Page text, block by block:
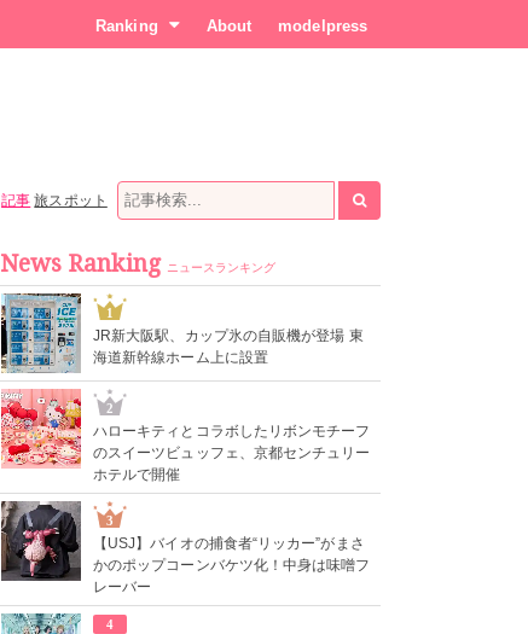
Ranking About modelpress
記事 旅スポット
News Ranking ニュースランキング
1
JR新大阪駅、カップ氷の自販機が登場 東
海道新幹線ホーム上に設置
2
ハローキティとコラボしたリボンモチーフ
のスイーツビュッフェ、京都センチュリー
ホテルで開催
3
【USJ】バイオの捕食者“リッカー”がまさ
かのポップコーンバケツ化！中身は味噌フ
レーバー
4